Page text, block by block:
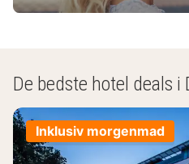
De bedste hotel deals i
Inklusiv morgenmad